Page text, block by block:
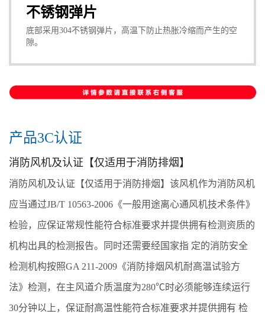
不锈钢弹片
底部采用304不锈钢弹片，高温下防止热胀冷缩而产生的空
隙。
产品3C认证
消防风机及认证【仅适用于消防排烟】
消防风机及认证【仅适用于消防排烟】该风机作为消防风机
应当通过JB/T 10563-2006《一般用途离心通风机技术条件》
检验，应保证常规性能符合标准要求并提供拥有检测资质的
机构出具的检测报告。同时还需要经国家指 定的消防安全
检测机构按照GA 211-2009《消防排烟风机耐高温试验方
法》检测，在主风道介质温度为280℃时必须能够连续运行
30分钟以上，保证耐高温性能符合标准要求并提供拥有 检